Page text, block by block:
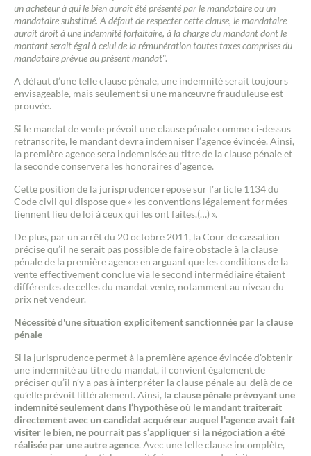
un acheteur à qui le bien aurait été présenté par le mandataire ou un
mandataire substitué. A défaut de respecter cette clause, le mandataire
aurait droit à une indemnité forfaitaire, à la charge du mandant dont le
montant serait égal à celui de la rémunération toutes taxes comprises du
mandataire prévue au présent mandat".
A défaut d’une telle clause pénale, une indemnité serait toujours
envisageable, mais seulement si une manœuvre frauduleuse est
prouvée.
Si le mandat de vente prévoit une clause pénale comme ci-dessus
retranscrite, le mandant devra indemniser l’agence évincée. Ainsi,
la première agence sera indemnisée au titre de la clause pénale et
la seconde conservera les honoraires d’agence.
Cette position de la jurisprudence repose sur l'article 1134 du
Code civil qui dispose que « les conventions légalement formées
tiennent lieu de loi à ceux qui les ont faites.(…) ».
De plus, par un arrêt du 20 octobre 2011, la Cour de cassation
précise qu’il ne serait pas possible de faire obstacle à la clause
pénale de la première agence en arguant que les conditions de la
vente effectivement conclue via le second intermédiaire étaient
différentes de celles du mandat vente, notamment au niveau du
prix net vendeur.
Nécessité d'une situation explicitement sanctionnée par la clause
pénale
Si la jurisprudence permet à la première agence évincée d'obtenir
une indemnité au titre du mandat, il convient également de
préciser qu’il n’y a pas à interpréter la clause pénale au-delà de ce
qu’elle prévoit littéralement. Ainsi, la clause pénale prévoyant une
indemnité seulement dans l’hypothèse où le mandant traiterait
directement avec un candidat acquéreur auquel l'agence avait fait
visiter le bien, ne pourrait pas s’appliquer si la négociation a été
réalisée par une autre agence. Avec une telle clause incomplète,